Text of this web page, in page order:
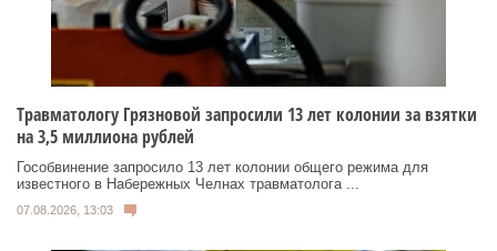
Травматологу Грязновой запросили 13 лет колонии за взятки
на 3,5 миллиона рублей
Гособвинение запросило 13 лет колонии общего режима для
известного в Набережных Челнах травматолога ...
07.08.2026, 13:03